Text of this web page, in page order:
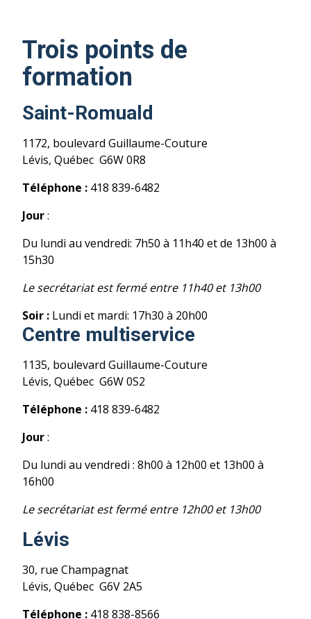
Trois points de
formation
Saint-Romuald
1172, boulevard Guillaume-Couture
Lévis, Québec G6W 0R8
Téléphone : 418 839-6482
Jour:
Du lundi au vendredi: 7h50 à 11h40 et de 13h00 à
15h30
Le secrétariat est fermé entre 11h40 et 13h00
Soir : Lundi et mardi: 17h30 à 20h00
Centre multiservice
1135, boulevard Guillaume-Couture
Lévis, Québec G6W 0S2
Téléphone : 418 839-6482
Jour:
Du lundi au vendredi : 8h00 à 12h00 et 13h00 à
16h00
Le secrétariat est fermé entre 12h00 et 13h00
Lévis
30, rue Champagnat
Lévis, Québec G6V 2A5
Téléphone : 418 838-8566